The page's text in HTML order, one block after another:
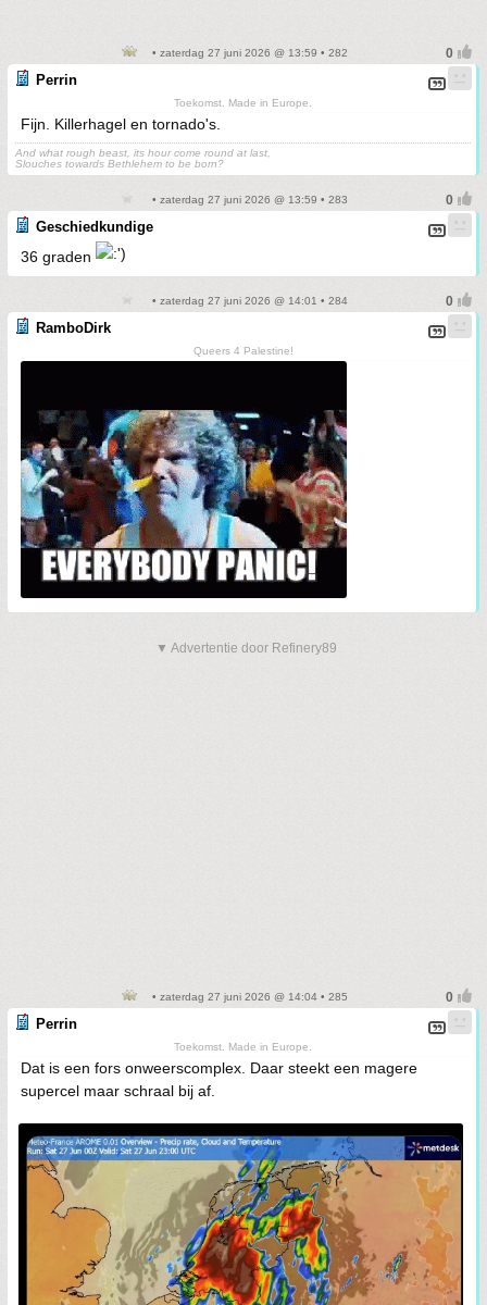
• zaterdag 27 juni 2026 @ 13:59 • 282
Perrin
Toekomst. Made in Europe.
Fijn. Killerhagel en tornado's.
And what rough beast, its hour come round at last,
Slouches towards Bethlehem to be born?
• zaterdag 27 juni 2026 @ 13:59 • 283
Geschiedkundige
36 graden
• zaterdag 27 juni 2026 @ 14:01 • 284
RamboDirk
Queers 4 Palestine!
▼ Advertentie door Refinery89
• zaterdag 27 juni 2026 @ 14:04 • 285
Perrin
Toekomst. Made in Europe.
Dat is een fors onweerscomplex. Daar steekt een magere
supercel maar schraal bij af.